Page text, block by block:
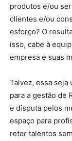
produtos e/ou
clientes e/ou
esforço? O
isso, cabe à
empresa e suas
Talvez, essa seja
para a gestão de
e disputa pelos
espaço para
reter talentos